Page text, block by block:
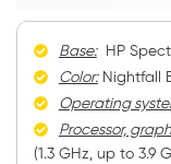
Base:HP
Color:Nightfall
Operating
Processor,
(1.3 GHz, up to 3.9